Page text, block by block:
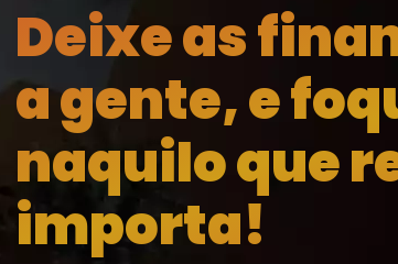
Deixe as
a gente, e
naquilo que
importa!